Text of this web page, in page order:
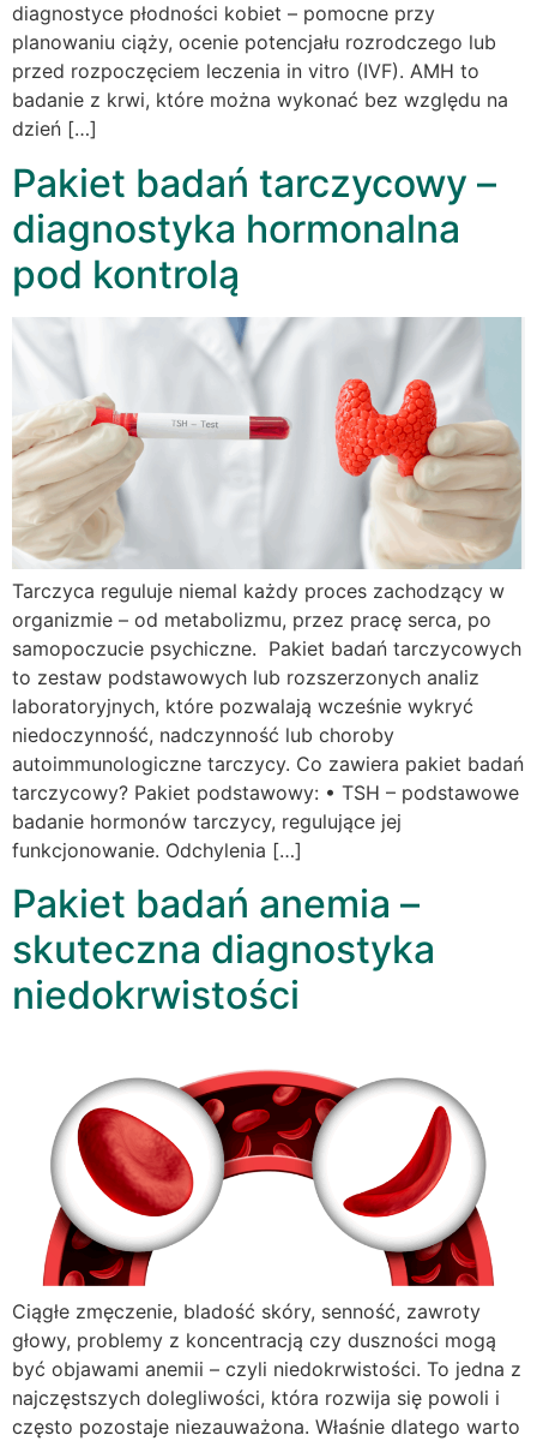
diagnostyce płodności kobiet – pomocne przy
planowaniu ciąży, ocenie potencjału rozrodczego lub
przed rozpoczęciem leczenia in vitro (IVF). AMH to
badanie z krwi, które można wykonać bez względu na
dzień […]
Pakiet badań tarczycowy –
diagnostyka hormonalna
pod kontrolą
Tarczyca reguluje niemal każdy proces zachodzący w
organizmie – od metabolizmu, przez pracę serca, po
samopoczucie psychiczne. Pakiet badań tarczycowych
to zestaw podstawowych lub rozszerzonych analiz
laboratoryjnych, które pozwalają wcześnie wykryć
niedoczynność, nadczynność lub choroby
autoimmunologiczne tarczycy. Co zawiera pakiet badań
tarczycowy? Pakiet podstawowy: • TSH – podstawowe
badanie hormonów tarczycy, regulujące jej
funkcjonowanie. Odchylenia […]
Pakiet badań anemia –
skuteczna diagnostyka
niedokrwistości
Ciągłe zmęczenie, bladość skóry, senność, zawroty
głowy, problemy z koncentracją czy duszności mogą
być objawami anemii – czyli niedokrwistości. To jedna z
najczęstszych dolegliwości, która rozwija się powoli i
często pozostaje niezauważona. Właśnie dlatego warto